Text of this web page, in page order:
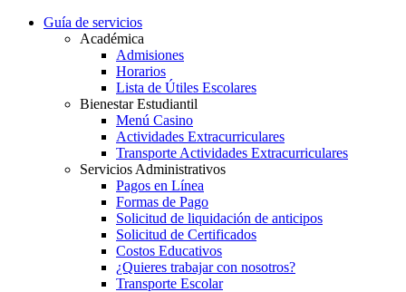
Guía de servicios
Académica
Admisiones
Horarios
Lista de Útiles Escolares
Bienestar Estudiantil
Menú Casino
Actividades Extracurriculares
Transporte Actividades Extracurriculares
Servicios Administrativos
Pagos en Línea
Formas de Pago
Solicitud de liquidación de anticipos
Solicitud de Certificados
Costos Educativos
¿Quieres trabajar con nosotros?
Transporte Escolar